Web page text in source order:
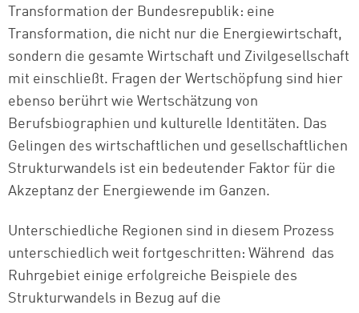
Transformation der Bundesrepublik: eine
Transformation, die nicht nur die Energiewirtschaft,
sondern die gesamte Wirtschaft und Zivilgesellschaft
mit einschließt. Fragen der Wertschöpfung sind hier
ebenso berührt wie Wertschätzung von
Berufsbiographien und kulturelle Identitäten. Das
Gelingen des wirtschaftlichen und gesellschaftlichen
Strukturwandels ist ein bedeutender Faktor für die
Akzeptanz der Energiewende im Ganzen.
Unterschiedliche Regionen sind in diesem Prozess
unterschiedlich weit fortgeschritten: Während das
Ruhrgebiet einige erfolgreiche Beispiele des
Strukturwandels in Bezug auf die